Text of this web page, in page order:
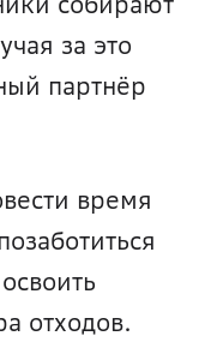
за это
партнёр
время
отходов.